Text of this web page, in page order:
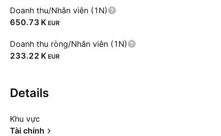
Doanh thu/Nhân viên (1N)
‪650.73 K‬ EUR
Doanh thu ròng/Nhân viên (1N)
‪233.22 K‬ EUR
Details
Khu vực
Tài chính